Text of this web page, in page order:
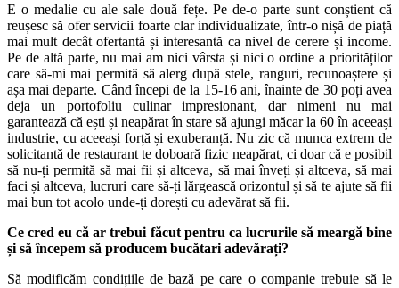
E o medalie cu ale sale două fețe. Pe de-o parte sunt conștient că
reușesc să ofer servicii foarte clar individualizate, într-o nișă de piață
mai mult decât ofertantă și interesantă ca nivel de cerere și income.
Pe de altă parte, nu mai am nici vârsta și nici o ordine a priorităților
care să-mi mai permită să alerg după stele, ranguri, recunoaștere și
așa mai departe. Când începi de la 15-16 ani, înainte de 30 poți avea
deja un portofoliu culinar impresionant, dar nimeni nu mai
garantează că ești și neapărat în stare să ajungi măcar la 60 în aceeași
industrie, cu aceeași forță și exuberanță. Nu zic că munca extrem de
solicitantă de restaurant te doboară fizic neapărat, ci doar că e posibil
să nu-ți permită să mai fii și altceva, să mai înveți și altceva, să mai
faci și altceva, lucruri care să-ți lărgească orizontul și să te ajute să fii
mai bun tot acolo unde-ți dorești cu adevărat să fii.
Ce cred eu că ar trebui făcut pentru ca lucrurile să meargă bine
și să începem să producem bucătari adevărați?
Să modificăm condițiile de bază pe care o companie trebuie să le